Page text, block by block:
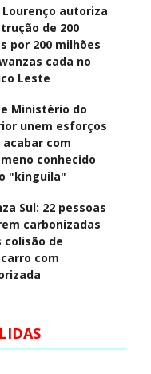
Lourenço autoriza
de 200
por 200 milhões
cada no
Leste
e Ministério do
unem esforços
acabar com
conhecido
"kinguila"
Sul: 22 pessoas
carbonizadas
colisão de
com